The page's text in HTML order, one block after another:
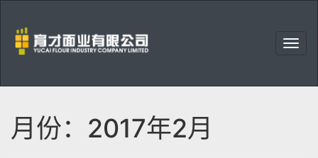
右
上
菜
有
限
月份：2017年2月